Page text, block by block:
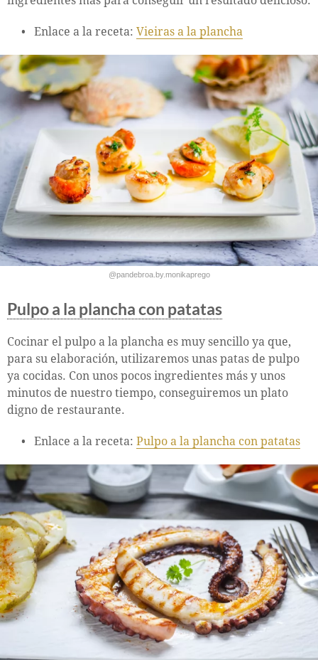
Enlace a la receta: Vieiras a la plancha
@pandebroa.by.monikaprego
Pulpo a la plancha con patatas
Cocinar el pulpo a la plancha es muy sencillo ya que,
para su elaboración, utilizaremos unas patas de pulpo
ya cocidas. Con unos pocos ingredientes más y unos
minutos de nuestro tiempo, conseguiremos un plato
digno de restaurante.
Enlace a la receta: Pulpo a la plancha con patatas